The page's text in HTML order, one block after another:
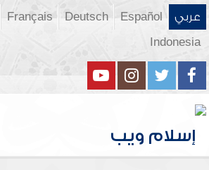
عربي Español
Deutsch
Français
Indonesia